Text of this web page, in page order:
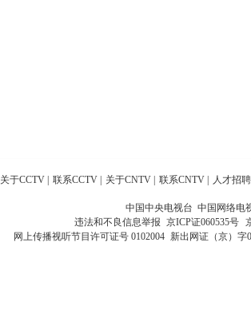
关于CCTV 联系CCTV 关于CNTV 联系CNTV 人才招聘
中国中央电视台 中国网络电
违法和不良信息举报 京ICP证060535号
网上传播视听节目许可证号 0102004 新出网证（京）